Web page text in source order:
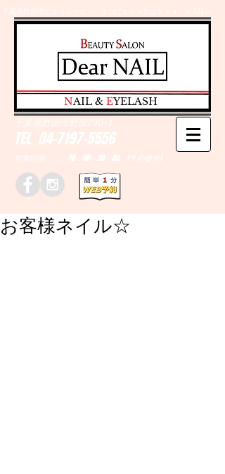
千葉県野田市のネイルサロン、まつげエクステはＤｅａｒＮAILへ
TEL 04-7197-5556
営業時間 10：00～20：00 (予約優先)
千葉県野田市野田790-1
​NAIL & EYELASH
お客様ネイル☆